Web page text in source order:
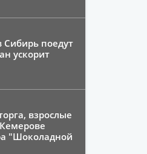
Сибирь поедут
ускорит
взрослые
"Шоколадной